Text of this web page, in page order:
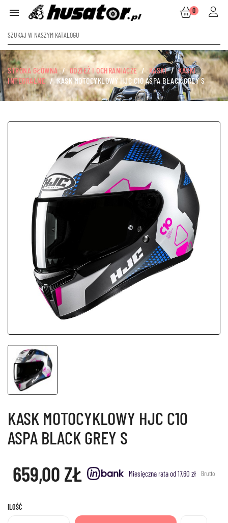
 0
STRONA GŁÓWNA ODZIEŻ I OCHRANIACZE KASKI
KASKI
INTEGRALNE
KASK MOTOCYKLOWY HJC C10 ASPA BLACK GREY S
KASK MOTOCYKLOWY HJC C10
ASPA BLACK GREY S
659,00 ZŁ Miesięczna rata od 17.60 zł Brutto
ILOŚĆ